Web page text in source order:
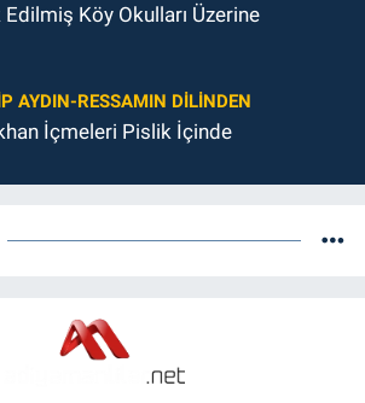
Edilmiş Köy Okulları Üzerine
AYDIN-RESSAMIN DILINDEN
İçmeleri Pislik İçinde